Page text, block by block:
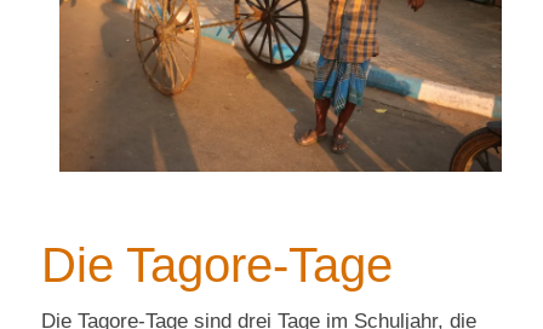
Die Tagore-Tage
Die Tagore-Tage sind drei Tage im Schuljahr, die